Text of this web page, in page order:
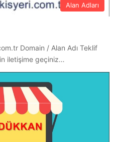
Alan Adları
Domain / Alan Adı Teklif
iletişime geçiniz…